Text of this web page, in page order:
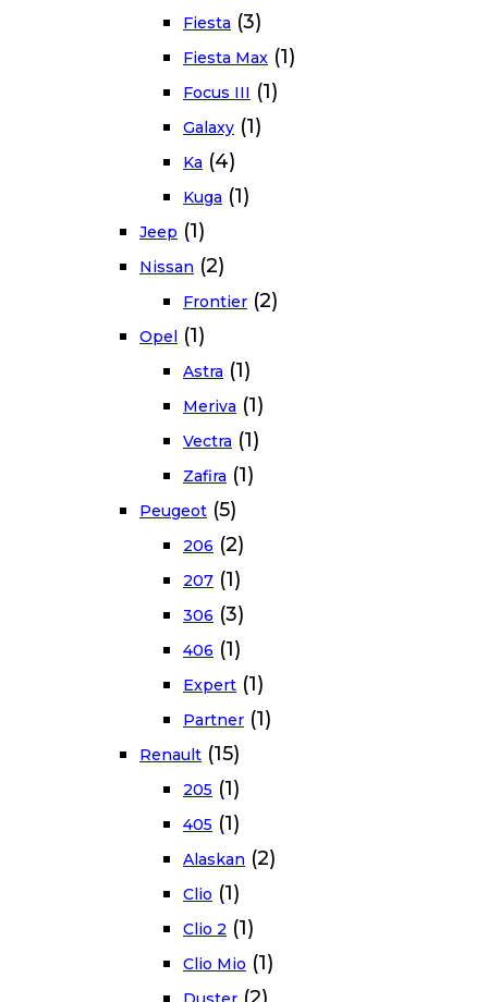
Fiesta (3)
Fiesta Max (1)
Focus III (1)
Galaxy (1)
Ka (4)
Kuga (1)
Jeep (1)
Nissan (2)
Frontier (2)
Opel (1)
Astra (1)
Meriva (1)
Vectra (1)
Zafira (1)
Peugeot (5)
206 (2)
207 (1)
306 (3)
406 (1)
Expert (1)
Partner (1)
Renault (15)
205 (1)
405 (1)
Alaskan (2)
Clio (1)
Clio 2 (1)
Clio Mio (1)